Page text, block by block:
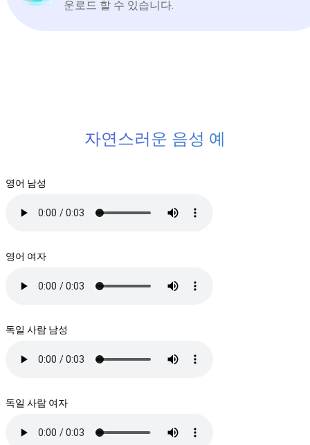
운로드 할 수 있습니다.
자연스러운 음성 예
영어 남성
영어 여자
독일 사람 남성
독일 사람 여자